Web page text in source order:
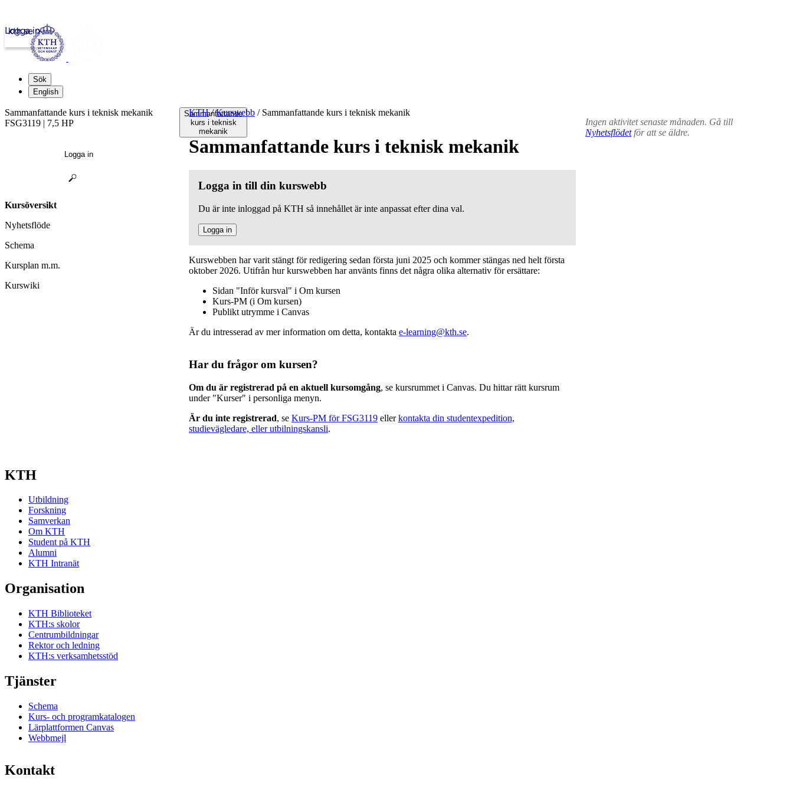
kth.se
Logga in
Sök
English
Sammanfattande
kurs i teknisk
mekanik
KTH / Kurswebb /Sammanfattande kurs i teknisk mekanik
Sammanfattande kurs i teknisk mekanik
Logga in till din kurswebb
Du är inte inloggad på KTH så innehållet är inte anpassat efter dina val.
Logga in
Kurswebben har varit stängt för redigering sedan första juni 2025 och kommer stängas ned helt första
oktober 2026. Utifrån hur kurswebben har använts finns det några olika alternativ för ersättare:
Sidan "Inför kursval" i Om kursen
Kurs-PM (i Om kursen)
Publikt utrymme i Canvas
Är du intresserad av mer information om detta, kontakta e-learning@kth.se.
Har du frågor om kursen?
Om du är registrerad på en aktuell kursomgång, se kursrummet i Canvas. Du hittar rätt kursrum
under "Kurser" i personliga menyn.
Är du inte registrerad, se Kurs-PM för FSG3119 ellerkontakta din studentexpedition,
studievägledare, eller utbilningskansli.
Ingen aktivitet senaste månaden. Gå till
Nyhetsflödetför att se äldre.
Sammanfattande kurs i teknisk mekanik
FSG3119 | 7,5 HP
Logga in
Kursöversikt
Nyhetsflöde
Schema
Kursplan m.m.
Kurswiki
KTH
Utbildning
Forskning
Samverkan
Om KTH
Student på KTH
Alumni
KTH Intranät
Organisation
KTH Biblioteket
KTH:s skolor
Centrumbildningar
Rektor och ledning
KTH:s verksamhetsstöd
Tjänster
Schema
Kurs- och programkatalogen
Lärplattformen Canvas
Webbmejl
Kontakt